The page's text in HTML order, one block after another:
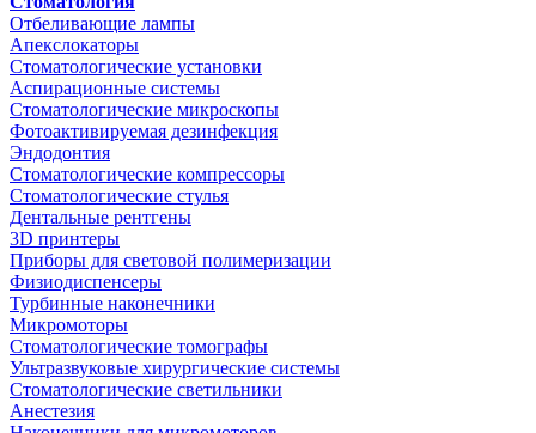
Отбеливающие лампы
Апекслокаторы
Стоматологические установки
Аспирационные системы
Стоматологические микроскопы
Фотоактивируемая дезинфекция
Эндодонтия
Стоматологические компрессоры
Стоматологические стулья
Дентальные рентгены
3D принтеры
Приборы для световой полимеризации
Физиодиспенсеры
Турбинные наконечники
Микромоторы
Стоматологические томографы
Ультразвуковые хирургические системы
Стоматологические светильники
Анестезия